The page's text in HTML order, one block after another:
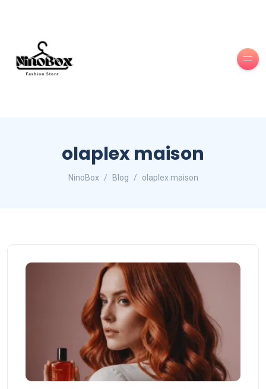
olaplex maison
NinoBox Blog olaplex maison